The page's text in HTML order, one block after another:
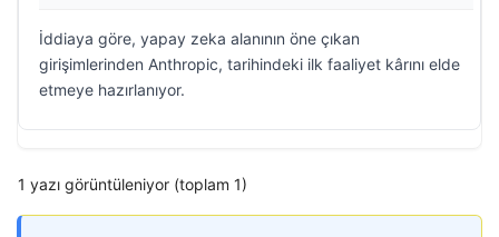
İddiaya göre, yapay zeka alanının öne çıkan
girişimlerinden Anthropic, tarihindeki ilk faaliyet kârını elde
etmeye hazırlanıyor.
1 yazı görüntüleniyor (toplam 1)